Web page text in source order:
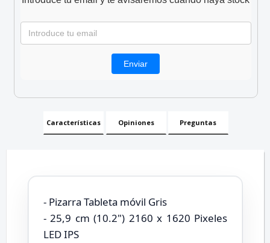
Características Opiniones Preguntas
- Pizarra Tableta móvil Gris
- 25,9 cm (10.2") 2160 x 1620 Pixeles
LED IPS